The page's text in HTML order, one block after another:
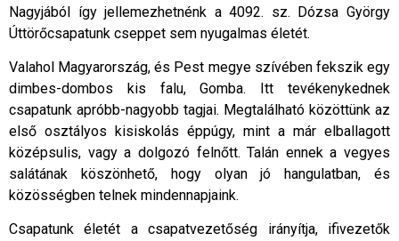
Nagyjából így jellemezhetnénk a 4092. sz. Dózsa György
Úttörőcsapatunk cseppet sem nyugalmas életét.
Valahol Magyarország, és Pest megye szívében fekszik egy
dimbes-dombos kis falu, Gomba. Itt tevékenykednek
csapatunk apróbb-nagyobb tagjai. Megtalálható közöttünk az
első osztályos kisiskolás éppúgy, mint a már elballagott
középsulis, vagy a dolgozó felnőtt. Talán ennek a vegyes
salátának köszönhető, hogy olyan jó hangulatban, és
közösségben telnek mindennapjaink.
Csapatunk életét a csapatvezetőség irányítja, ifivezetők